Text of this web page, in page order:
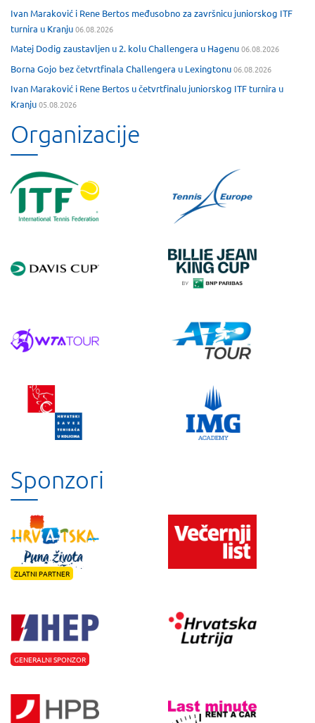
Ivan Maraković i Rene Bertos međusobno za završnicu juniorskog ITF
turnira u Kranju06.08.2026
Matej Dodig zaustavljen u 2. kolu Challengera u Hagenu06.08.2026
Borna Gojo bez četvrtfinala Challengera u Lexingtonu06.08.2026
Ivan Maraković i Rene Bertos u četvrtfinalu juniorskog ITF turnira u
Kranju05.08.2026
Organizacije
Sponzori
ZLATNI PARTNER
GENERALNI SPONZOR